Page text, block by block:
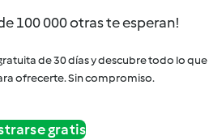
100 000 otras te esperan!
de 30 días y descubre todo lo que
ofrecerte. Sin compromiso.
gratis